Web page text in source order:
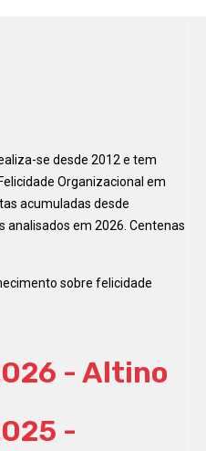
se desde 2012 e tem
Organizacional em
acumuladas desde
analisados em 2026. Centenas
sobre felicidade
- Altino
-